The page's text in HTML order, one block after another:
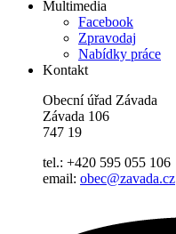
Multimedia
Facebook
Zpravodaj
Nabídky práce
Kontakt
Obecní úřad Závada
Závada 106
747 19
tel.: +420 595 055 106
email: obec@zavada.cz